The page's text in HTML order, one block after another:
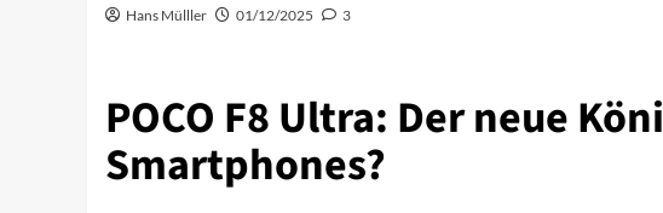
Hans Mülller 01/12/2025 3
POCO F8 Ultra: Der neue
Smartphones?